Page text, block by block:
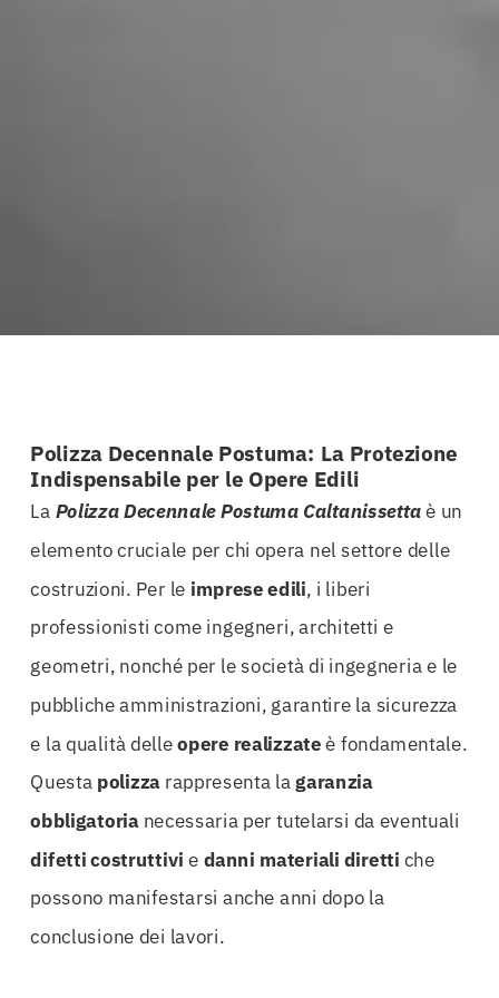
Polizza Decennale Postuma: La Protezione
Indispensabile per le Opere Edili
La Polizza Decennale Postuma Caltanissettaè un
elemento cruciale per chi opera nel settore delle
costruzioni. Per le imprese edili, i liberi
professionisti come ingegneri, architetti e
geometri, nonché per le società di ingegneria e le
pubbliche amministrazioni, garantire la sicurezza
e la qualità delleopere realizzateè fondamentale.
Questa polizzarappresenta lagaranzia
obbligatorianecessaria per tutelarsi da eventuali
difetti costruttivi e danni materiali diretti che
possono manifestarsi anche anni dopo la
conclusione dei lavori.